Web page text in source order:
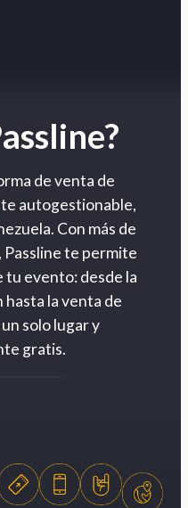
de venta de
autogestionable,
Con más de
Passline te permite
evento: desde la
la venta de
solo lugar y
gratis.